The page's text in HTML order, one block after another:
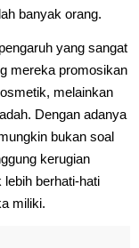
banyak orang.
yang sangat
mereka promosikan
melainkan
Dengan adanya
bukan soal
kerugian
berhati-hati
miliki.